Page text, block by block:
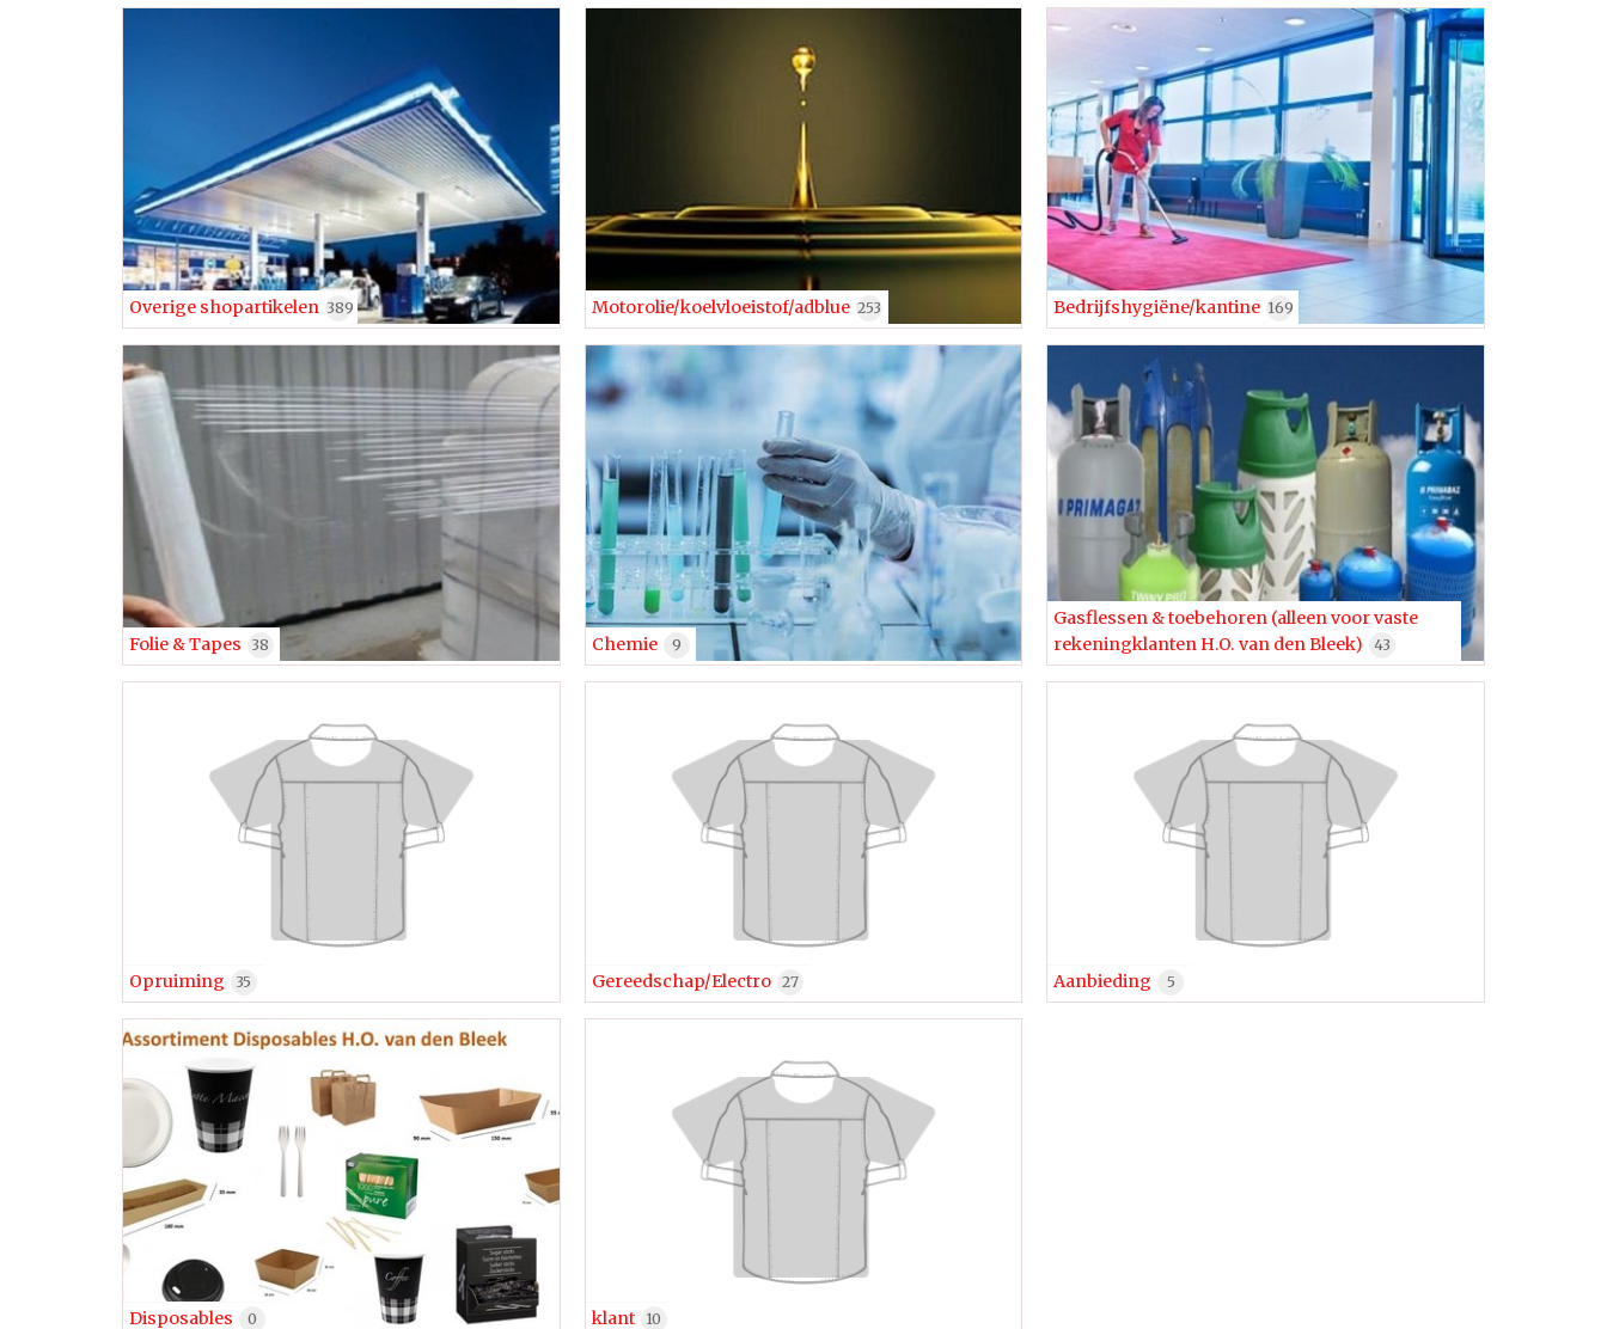
Overige shopartikelen 389 Motorolie/koelvloeistof/adblue 253 Bedrijfshygiëne/kantine 169
Folie & Tapes 38 Chemie 9
Gasflessen & toebehoren (alleen voor vaste
rekeningklanten H.O. van den Bleek)
43
Opruiming 35 Gereedschap/Electro 27 Aanbieding 5
Disposables 0 klant 10